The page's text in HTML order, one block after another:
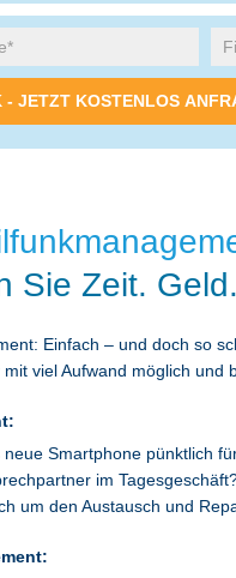
Sie Zeit.
Einfach – und doch so
viel Aufwand möglich und
Smartphone pünktlich
im
um den Austausch und